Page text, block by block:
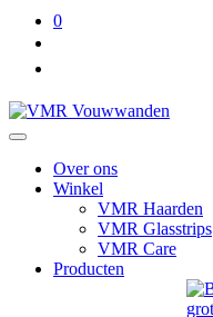
0
Over ons
Winkel
VMR Haarden
VMR Glasstrips
VMR Care
Producten